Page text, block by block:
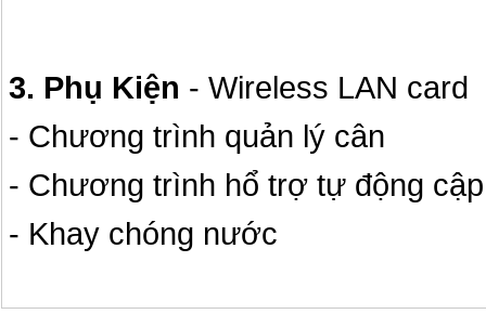
3. Phụ Kiện - Wireless LAN card
- Chương trình quản lý cân
- Chương trình hổ trợ tự động
- Khay chóng nước